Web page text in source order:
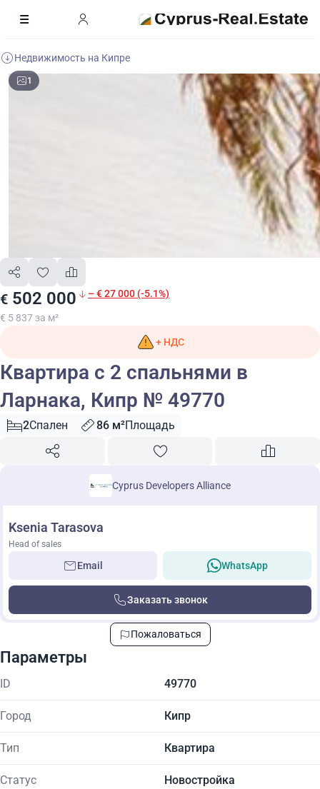
Недвижимость на Кипре
1
€ 502 000 – € 27 000 (-5.1%)
€ 5 837 за м²
+ НДС
Квартира с 2 спальнями в
Ларнака, Кипр № 49770
2Спален 86 м²Площадь
Cyprus Developers Alliance
Ksenia Tarasova
Head of sales
Email WhatsApp
Заказать звонок
Пожаловаться
Параметры
ID 49770
Город Кипр
Тип Квартира
Статус Новостройка